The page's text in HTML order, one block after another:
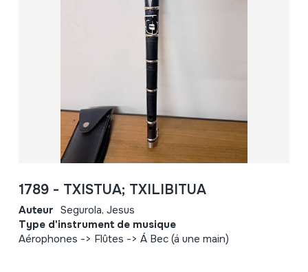
1789 - TXISTUA; TXILIBITUA
Auteur Segurola, Jesus
Type d'instrument de musique
Aérophones -> Flûtes -> Á Bec (á une main)